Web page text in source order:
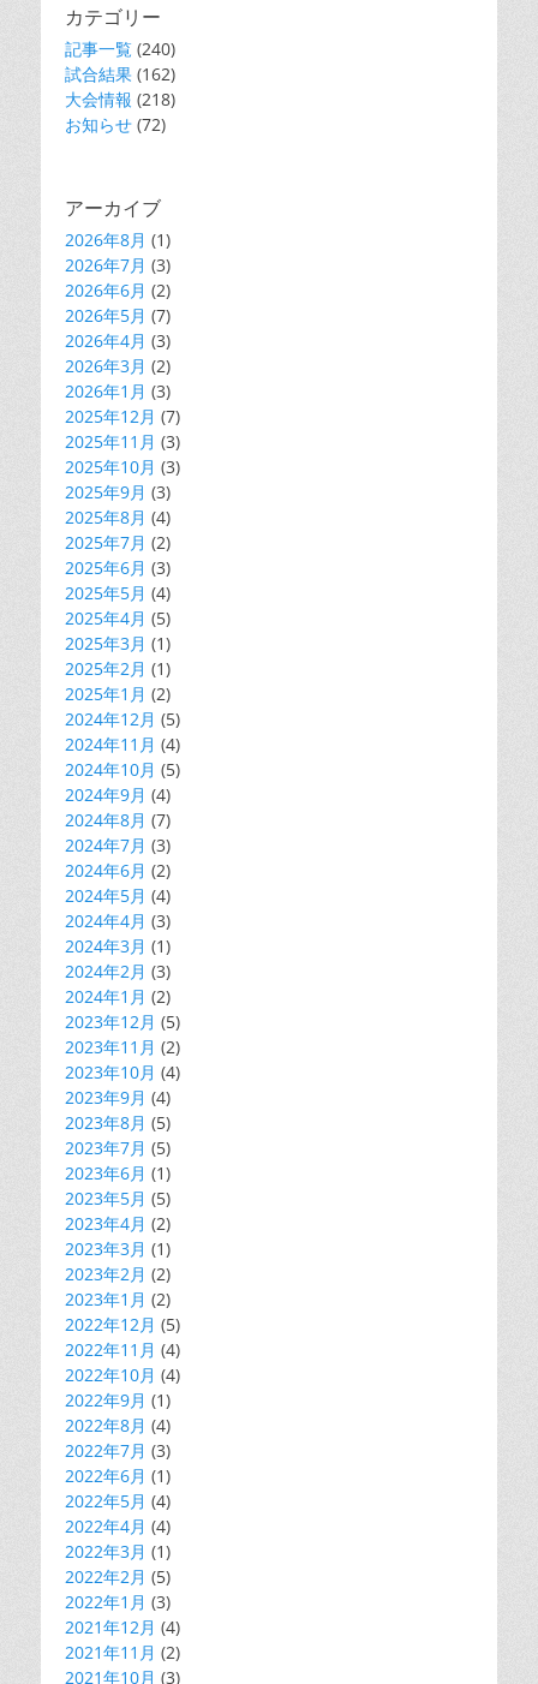
カテゴリー
記事一覧 (240)
試合結果 (162)
大会情報 (218)
お知らせ (72)
アーカイブ
2026年8月 (1)
2026年7月 (3)
2026年6月 (2)
2026年5月 (7)
2026年4月 (3)
2026年3月 (2)
2026年1月 (3)
2025年12月 (7)
2025年11月 (3)
2025年10月 (3)
2025年9月 (3)
2025年8月 (4)
2025年7月 (2)
2025年6月 (3)
2025年5月 (4)
2025年4月 (5)
2025年3月 (1)
2025年2月 (1)
2025年1月 (2)
2024年12月 (5)
2024年11月 (4)
2024年10月 (5)
2024年9月 (4)
2024年8月 (7)
2024年7月 (3)
2024年6月 (2)
2024年5月 (4)
2024年4月 (3)
2024年3月 (1)
2024年2月 (3)
2024年1月 (2)
2023年12月 (5)
2023年11月 (2)
2023年10月 (4)
2023年9月 (4)
2023年8月 (5)
2023年7月 (5)
2023年6月 (1)
2023年5月 (5)
2023年4月 (2)
2023年3月 (1)
2023年2月 (2)
2023年1月 (2)
2022年12月 (5)
2022年11月 (4)
2022年10月 (4)
2022年9月 (1)
2022年8月 (4)
2022年7月 (3)
2022年6月 (1)
2022年5月 (4)
2022年4月 (4)
2022年3月 (1)
2022年2月 (5)
2022年1月 (3)
2021年12月 (4)
2021年11月 (2)
2021年10月 (3)